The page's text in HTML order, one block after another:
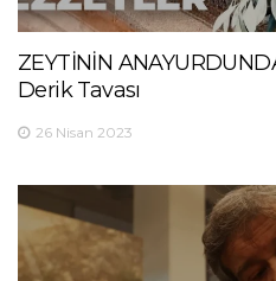
ZEYTİNİN
Derik Tavası
26 Nisan 2023